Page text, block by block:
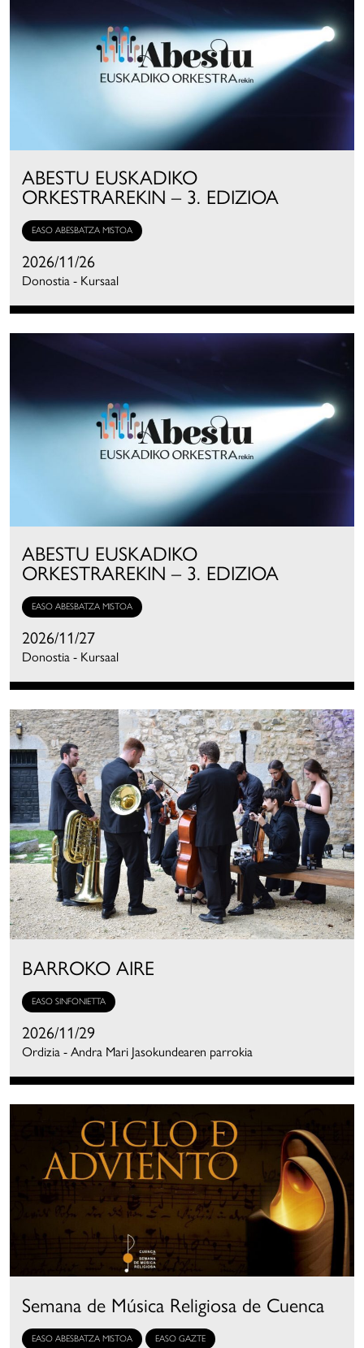
ABESTU EUSKADIKO
ORKESTRAREKIN – 3. EDIZIOA
EASO ABESBATZA MISTOA
2026/11/26
Donostia - Kursaal
ABESTU EUSKADIKO
ORKESTRAREKIN – 3. EDIZIOA
EASO ABESBATZA MISTOA
2026/11/27
Donostia - Kursaal
BARROKO AIRE
EASO SINFONIETTA
2026/11/29
Ordizia - Andra Mari Jasokundearen parrokia
Semana de Música Religiosa de Cuenca
EASO ABESBATZA MISTOA EASO GAZTE